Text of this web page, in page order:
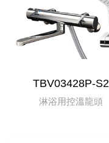
TBV03428P-S2
淋浴用控溫龍頭